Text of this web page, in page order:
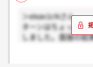
＞eIxav1cNさん
ターンはちょっと覚
しました。面接の結